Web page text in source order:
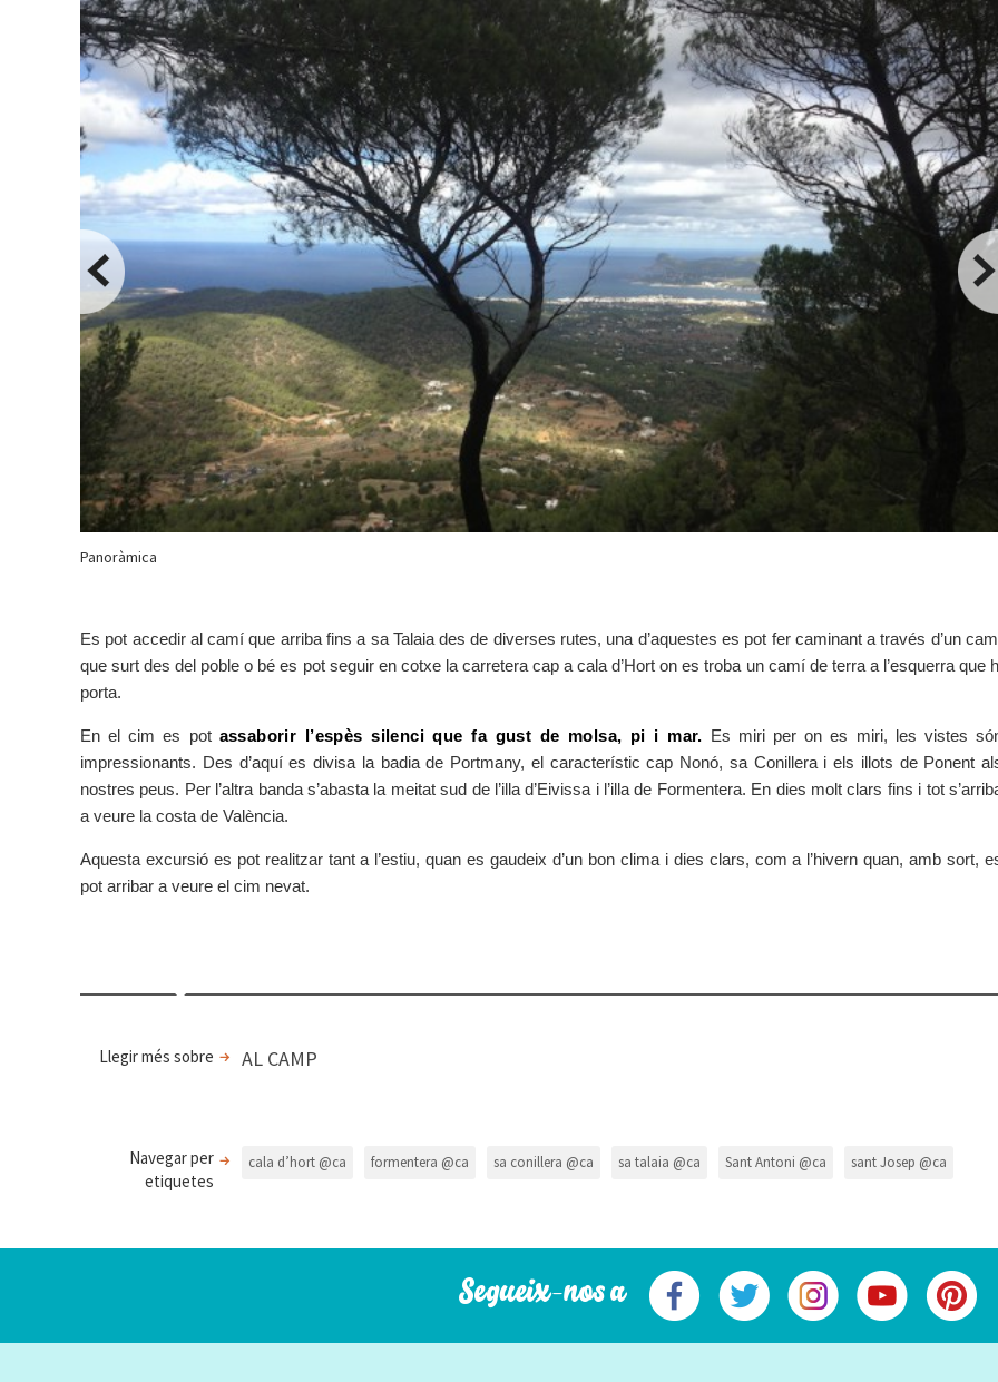
Panoràmica
Es pot accedir al camí que arriba fins a sa Talaia des de diverses rutes, una d’aquestes es pot fer caminant a través d’un
que surt des del poble o bé es pot seguir en cotxe la carretera cap a cala d’Hort on es troba un camí de terra a l’esquerra que
porta.
En el cim es pot assaborir l’espès silenci que fa gust de molsa, pi i mar. Es miri per on es miri, les vistes
impressionants. Des d’aquí es divisa la badia de Portmany, el característic cap Nonó, sa Conillera i els illots de Ponent
nostres peus. Per l’altra banda s’abasta la meitat sud de l’illa d’Eivissa i l’illa de Formentera. En dies molt clars fins i tot
a veure la costa de València.
Aquesta excursió es pot realitzar tant a l’estiu, quan es gaudeix d’un bon clima i dies clars, com a l’hivern quan, amb sort,
pot arribar a veure el cim nevat.
Llegir més sobre AL CAMP
Navegar per
etiquetes
cala d’hort @ca formentera @ca sa conillera @ca sa talaia @ca Sant Antoni @ca sant Josep @ca
Segueix-nos a